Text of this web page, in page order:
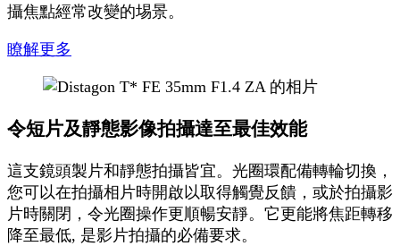
攝焦點經常改變的埸景。
瞭解更多
令短片及靜態影像拍攝達至最佳效能
這支鏡頭製片和靜態拍攝皆宜。光圈環配備轉輪切換，
您可以在拍攝相片時開啟以取得觸覺反饋，或於拍攝影
片時關閉，令光圈操作更順暢安靜。它更能將焦距轉移
降至最低, 是影片拍攝的必備要求。